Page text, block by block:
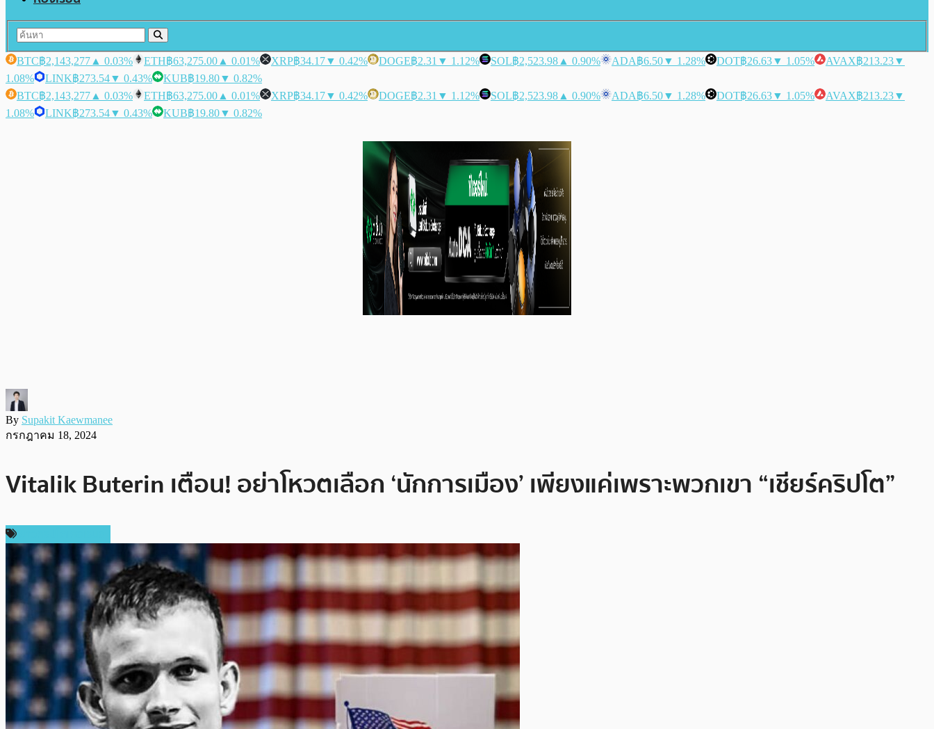
BTC฿2,143,277 ▲ 0.03% ETH฿63,275.00 ▲ 0.01% XRP฿34.17▼ 0.42% DOGE฿2.31 ▼ 1.12% SOL฿2,523.98 ▲ 0.90% ADA฿6.50▼ 1.28% DOT฿26.63▼ 1.05% AVAX฿213.23▼
1.08%
LINK฿273.54▼ 0.43% KUB฿19.80▼ 0.82%
BTC฿2,143,277 ▲ 0.03% ETH฿63,275.00 ▲ 0.01% XRP฿34.17▼ 0.42% DOGE฿2.31 ▼ 1.12% SOL฿2,523.98 ▲ 0.90% ADA฿6.50▼ 1.28% DOT฿26.63▼ 1.05% AVAX฿213.23▼
1.08%
LINK฿273.54▼ 0.43% KUB฿19.80▼ 0.82%
By Supakit Kaewmanee
กรกฎาคม 18, 2024
Vitalik Buterin เตือน! อย่าโหวตเลือก ‘นักการเมือง’ เพียงแค่เพราะพวกเขา “เชียร์คริปโต”